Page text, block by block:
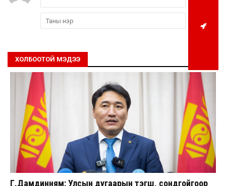
ХОЛБООТОЙ МЭДЭЭ
Г.Дамдинням: Улсын дугаарын тэгш, сондгойгоор